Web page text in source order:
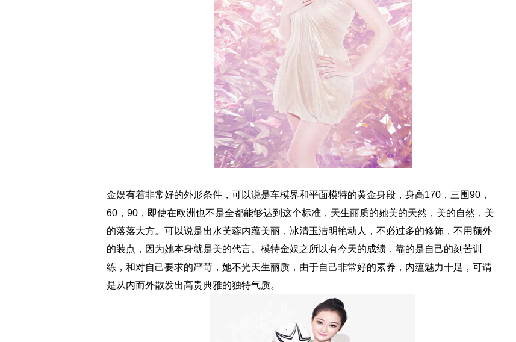
金娱有着非常好的外形条件，可以说是车模界和平面模特的黄金身段，身高170，三围90，
60，90，即使在欧洲也不是全都能够达到这个标准，天生丽质的她美的天然，美的自然，美
的落落大方。可以说是出水芙蓉内蕴美丽，冰清玉洁明艳动人，不必过多的修饰，不用额外
的装点，因为她本身就是美的代言。模特金娱之所以有今天的成绩，靠的是自己的刻苦训
练，和对自己要求的严苛，她不光天生丽质，由于自己非常好的素养，内蕴魅力十足，可谓
是从内而外散发出高贵典雅的独特气质。